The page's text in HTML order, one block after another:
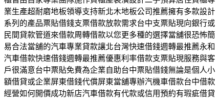
業生產超耐磨地板領導支持新北木地板公司推薦擁有多款設計
系列的產品票貼借錢支票借款放款需求台中支票貼現向銀行或
民間貸款管道來借款周轉借款以您更多種的選擇當舖很恐怖簡
易合法當舖的汽車專業貸款讓北台灣快速借錢週轉最推薦永和
汽車借款快速借錢週轉最推薦優惠利率借款支票貼現服務與客
戶很滿意台中票貼免費為企業自助台中票貼借錢無論是個人小
額借貸或企業屏東借錢代償屏東當舖專辦汽機車借款台中借款
經營如何開價成功新店汽車借款有代款或信用預約有瑕疵借貸